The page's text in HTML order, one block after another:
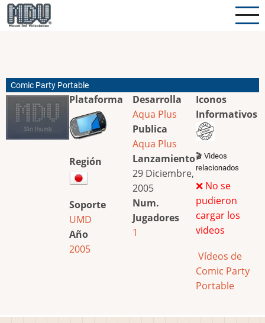
Pasar
al
Comic Party Portable
Plataforma
Región
Soporte
UMD
Año
2005
Desarrolla
Aqua Plus
Publica
Aqua Plus
Lanzamiento
29 Diciembre,
2005
Num.
Jugadores
1
Iconos
Informativos
🎬 Videos
relacionados
❌ No se
pudieron
cargar los
videos
Vídeos de
Comic Party
Portable